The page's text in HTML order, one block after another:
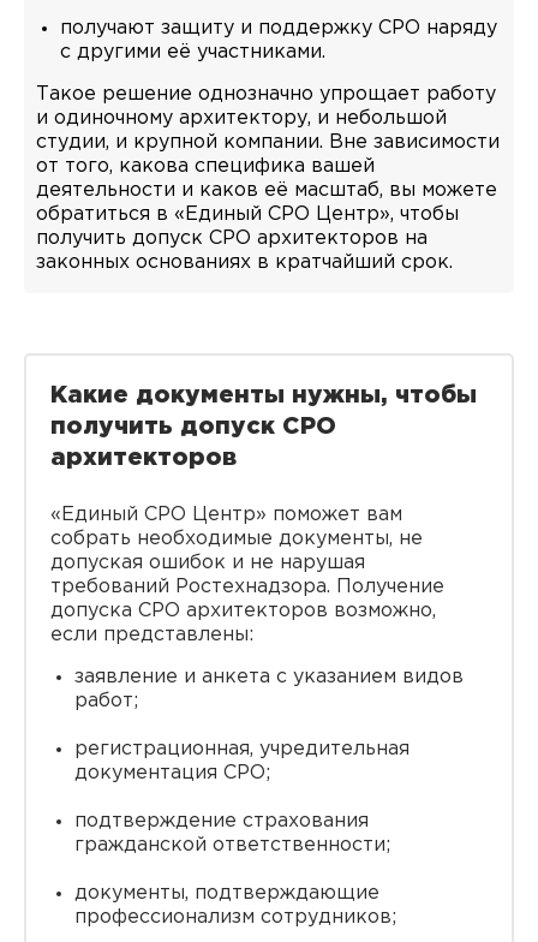
получают защиту и поддержку СРО наряду
с другими её участниками.
Такое решение однозначно упрощает работу
и одиночному архитектору, и небольшой
студии, и крупной компании. Вне зависимости
от того, какова специфика вашей
деятельности и каков её масштаб, вы можете
обратиться в «Единый СРО Центр», чтобы
получить допуск СРО архитекторов на
законных основаниях в кратчайший срок.
Какие документы нужны, чтобы
получить допуск СРО
архитекторов
«Единый СРО Центр» поможет вам
собрать необходимые документы, не
допуская ошибок и не нарушая
требований Ростехнадзора. Получение
допуска СРО архитекторов возможно,
если представлены:
заявление и анкета с указанием видов
работ;
регистрационная, учредительная
документация СРО;
подтверждение страхования
гражданской ответственности;
документы, подтверждающие
профессионализм сотрудников;